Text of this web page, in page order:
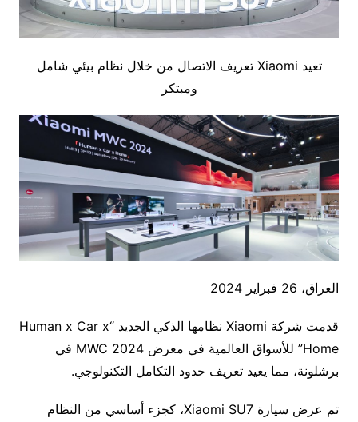
تعيد Xiaomi تعريف الاتصال من خلال نظام بيئي شامل
ومبتكر
العراق، 26 فبراير 2024
قدمت شركة Xiaomi نظامها الذكي الجديد “Human x Car x
Home” للأسواق العالمية في معرض 2024 MWC في
برشلونة، مما يعيد تعريف حدود التكامل التكنولوجي.
تم عرض سيارة Xiaomi SU7، كجزء أساسي من النظام